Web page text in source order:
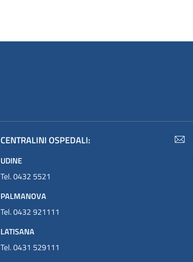
CENTRALINI OSPEDALI:
UDINE
Tel. 0432 5521
PALMANOVA
Tel. 0432 921111
LATISANA
Tel. 0431 529111